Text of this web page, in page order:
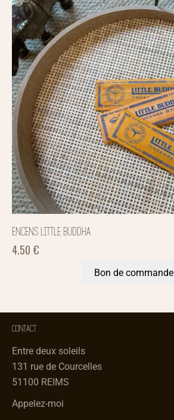
ENCENS LITTLE BUDDHA
4.50 €
Bon de commande
CONTACT
Entre deux soleils
131 rue de Courcelles
51100 REIMS
Appelez-moi